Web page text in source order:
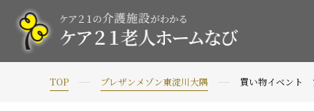
TOP プレザンメゾン東淀川大隅 買い物イベント